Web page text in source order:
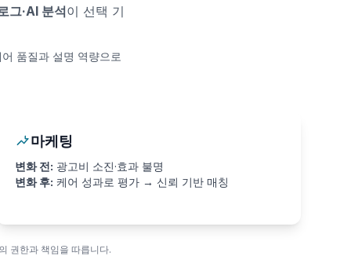
그·AI 분석이 선택 기
품질과 설명 역량으로
마케팅
변화 전: 광고비 소진·효과 불명
변화 후: 케어 성과로 평가 → 신뢰 기반 매칭
권한과 책임을 따릅니다.